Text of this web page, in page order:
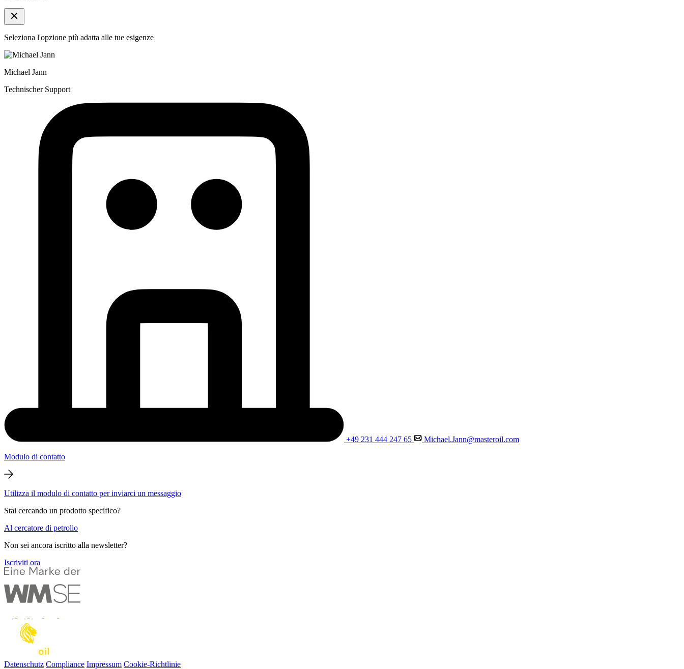
Seleziona l'opzione più adatta alle tue esigenze
Michael Jann
Technischer Support
+49 231 444 247 65
Michael.Jann@masteroil.com
Modulo di contatto
Utilizza il modulo di contatto per inviarci un messaggio
Stai cercando un prodotto specifico?
Al cercatore di petrolio
Non sei ancora iscritto alla newsletter?
Iscriviti ora
Datenschutz Compliance Impressum Cookie-Richtlinie